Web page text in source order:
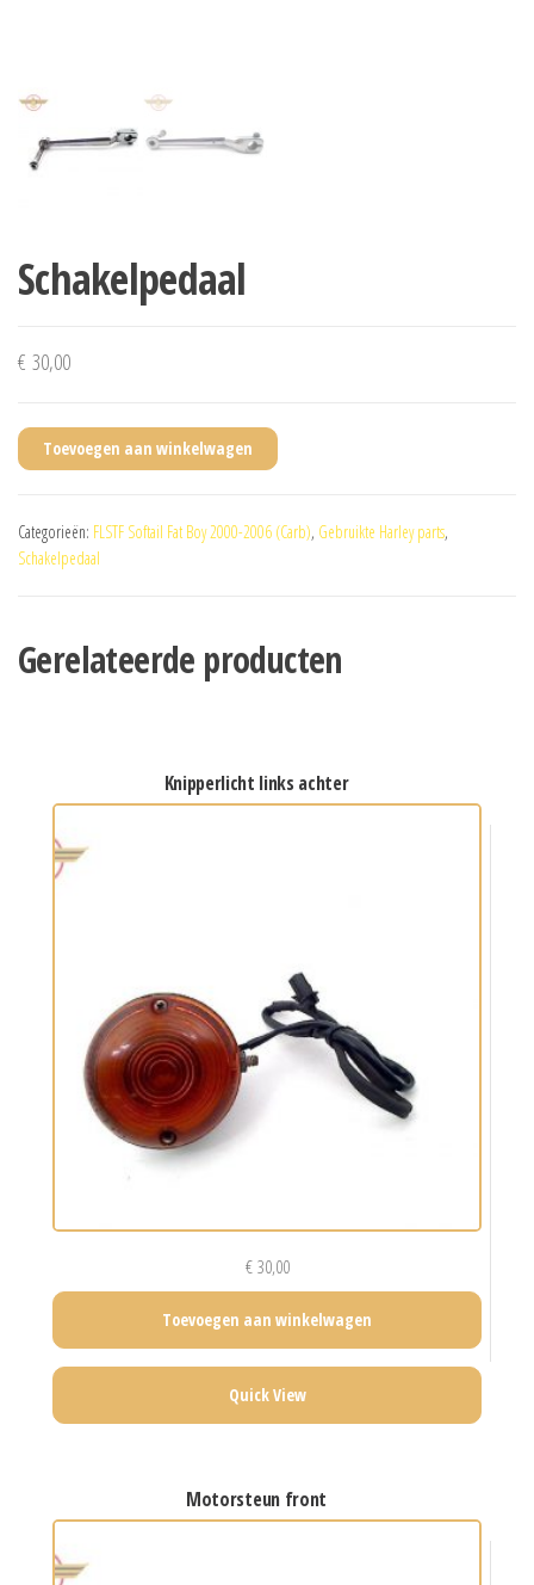
Schakelpedaal
€ 30,00
Toevoegen aan winkelwagen
Categorieën: FLSTF Softail Fat Boy 2000-2006 (Carb), Gebruikte Harley parts,
Schakelpedaal
Gerelateerde producten
knipperlicht links achter
€30,00
Toevoegen aan winkelwagen
Quick View
motorsteun front